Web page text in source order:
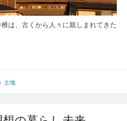
は、古くから人々に親しまれてきた
土地